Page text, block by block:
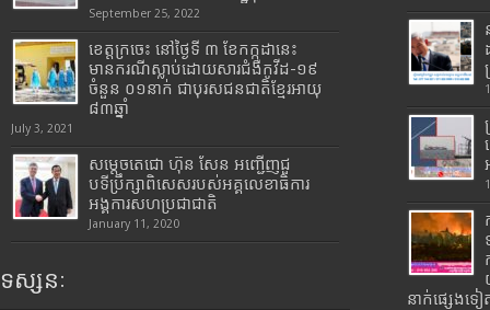
September 25, 2022
ខេត្តក្រចេះ នៅថ្ងៃទី ៣ ខែកក្កដានេះ
មានករណីស្លាប់ដោយសារជំងឺកូវីដ-១៩
ចំនួន ០១នាក់ ជាបុរសជនជាតិខ្មែរអាយុ
៨៣ឆ្នាំ
July 3, 2021
សម្តេចតេជោ ហ៊ុន សែន អញ្ជើញជួ
បទីប្រឹក្សាពិសេសរបស់អគ្គលេខាធិការ
អង្គការសហប្រជាជាតិ
January 11, 2020
ទស្សនៈ
នាក់ផ្សេងទ